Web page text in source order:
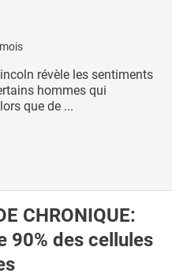
révèle les sentiments
hommes qui
que de ...
CHRONIQUE:
90% des cellules